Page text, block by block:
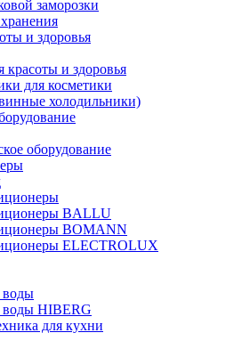
заморозки
и здоровья
красоты и здоровья
для косметики
холодильники)
оборудование
BALLU
BOMANN
ELECTROLUX
воды
воды HIBERG
для кухни